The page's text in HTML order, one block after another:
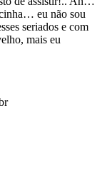
eu não sou
seriados e com
mais eu